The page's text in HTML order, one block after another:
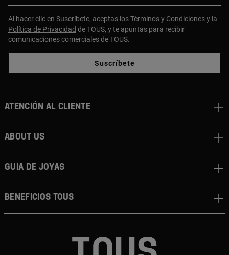
Al hacer clic en Suscríbete, aceptas losTérminos y Condicionesy la
Política de Privacidad de TOUS, y te apuntas para recibir
comunicaciones comerciales de TOUS.
Suscríbete
Atención al cliente
About us
Guia de joyas
Beneficios TOUS